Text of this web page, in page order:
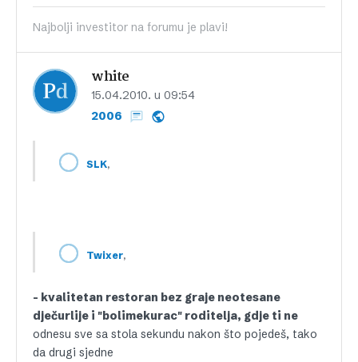
Najbolji investitor na forumu je plavi!
white
15.04.2010. u 09:54
2006
SLK,
Twixer,
– kvalitetan restoran bez graje neotesane
dječurlije i "bolimekurac" roditelja, gdje ti ne
odnesu sve sa stola sekundu nakon što pojedeš, tako
da drugi sjedne